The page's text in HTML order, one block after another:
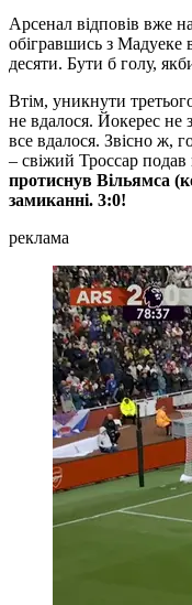
Арсенал відповів вже
обігравшись з
десяти. Бути б голу,
Втім, уникнути
не вдалося. Йокерес не
все вдалося. Звісно ж,
– свіжий Троссар
протиснув Вільямса
замиканні. 3:0!
реклама